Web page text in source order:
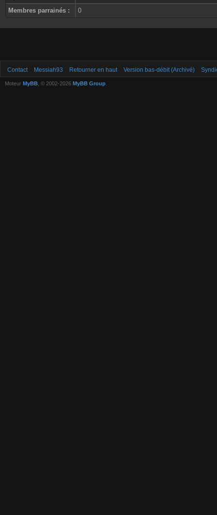
Membres parrainés : 0
Contact Messiah93 Retourner en haut Version bas-débit (Archivé)
Moteur MyBB , © 2002-2026 MyBB Group